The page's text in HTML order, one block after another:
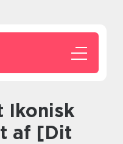
af [Dit